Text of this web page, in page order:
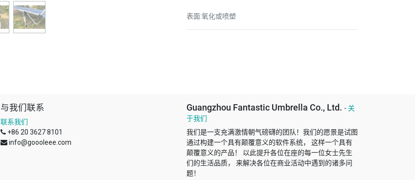
表面:氧化或喷塑
与我们联系
联系我们
+86 20 3627 8101
info@goooleee.com
Guangzhou Fantastic Umbrella Co., Ltd. - 关
于我们
我们是一支充满激情朝气磅礴的团队！我们的愿景是试图
通过构建一个具有颠覆意义的软件系统， 这样一个具有
颠覆意义的产品！ 以此提升各位在座的每一位女士先生
们的生活品质， 来解决各位在商业活动中遇到的诸多问
题！